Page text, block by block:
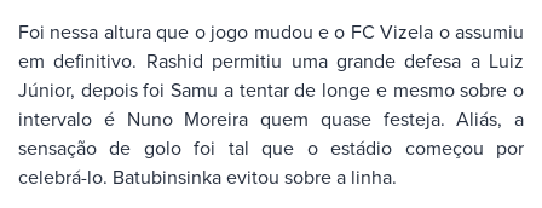
Foi nessa altura que o jogo mudou e o FC Vizela o assumiu
em definitivo. Rashid permitiu uma grande defesa a Luiz
Júnior, depois foi Samu a tentar de longe e mesmo sobre o
intervalo é Nuno Moreira quem quase festeja. Aliás, a
sensação de golo foi tal que o estádio começou por
celebrá-lo. Batubinsinka evitou sobre a linha.